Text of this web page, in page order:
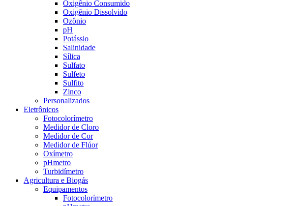
Oxigênio Consumido
Oxigênio Dissolvido
Ozônio
pH
Potássio
Salinidade
Sílica
Sulfato
Sulfeto
Sulfito
Zinco
Personalizados
Eletrônicos
Fotocolorímetro
Medidor de Cloro
Medidor de Cor
Medidor de Flúor
Oxímetro
pHmetro
Turbidímetro
Agricultura e Biogás
Equipamentos
Fotocolorímetro